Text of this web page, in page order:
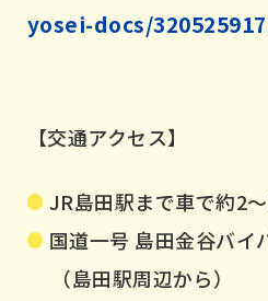
yosei-docs/
【交通アクセス】
JR島田駅まで車で約2
国道一号 島田金谷バイ
（島田駅周辺から）